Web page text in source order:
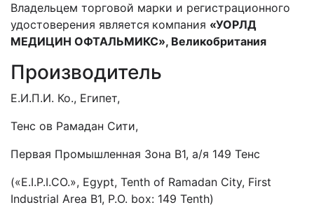
Владельцем торговой марки и регистрационного
удостоверения является компания «УОРЛД
МЕДИЦИН ОФТАЛЬМИКС», Великобритания
Производитель
Е.И.П.И. Ко., Египет,
Тенс ов Рамадан Сити,
Первая Промышленная Зона В1, а/я 149 Тенс
(«E.I.P.I.CO.», Egypt, Tenth of Ramadan City, First
Industrial Area B1, P.O. box: 149 Tenth)